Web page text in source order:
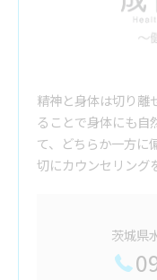
精神と身体は切り離
ることで身体にも自
て、どちらか一方に
切にカウンセリング
茨城県